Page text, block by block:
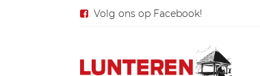
Volg ons op Facebook!